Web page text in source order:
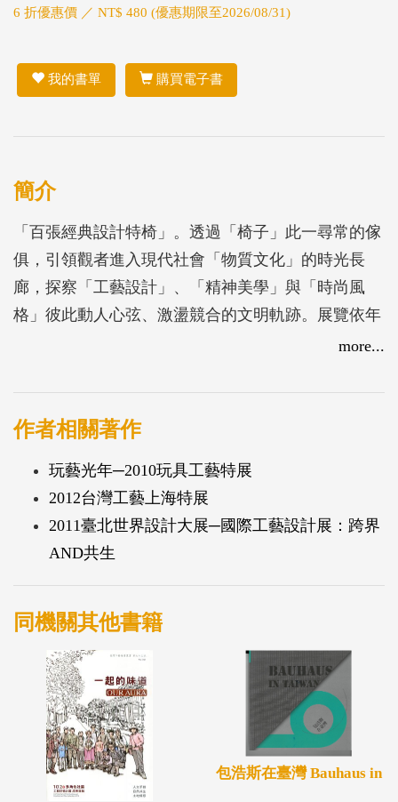
6 折優惠價 ／ NT$ 480 (優惠期限至2026/08/31)
我的書單 購買電子書
簡介
「百張經典設計特椅」。透過「椅子」此一尋常的傢
俱，引領觀者進入現代社會「物質文化」的時光長
廊，探察「工藝設計」、「精神美學」與「時尚風
格」彼此動人心弦、激盪競合的文明軌跡。展覽依年
代序列劃分為九個展區，展出自十九世紀後期至二十
年代中因歷史變遷、文化撞擊下所催生的不同美學風
格。
more...
作者相關著作
玩藝光年─2010玩具工藝特展
2012台灣工藝上海特展
2011臺北世界設計大展─國際工藝設計展：跨界
AND共生
同機關其他書籍
包浩斯在臺灣 Bauhaus in